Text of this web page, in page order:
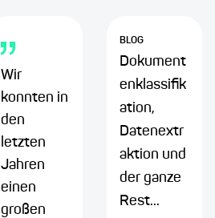
Wir
konnten in
den
letzten
Jahren
einen
großen
BLOG
Dokument
enklassifik
ation,
Datenextr
aktion und
der ganze
Rest…